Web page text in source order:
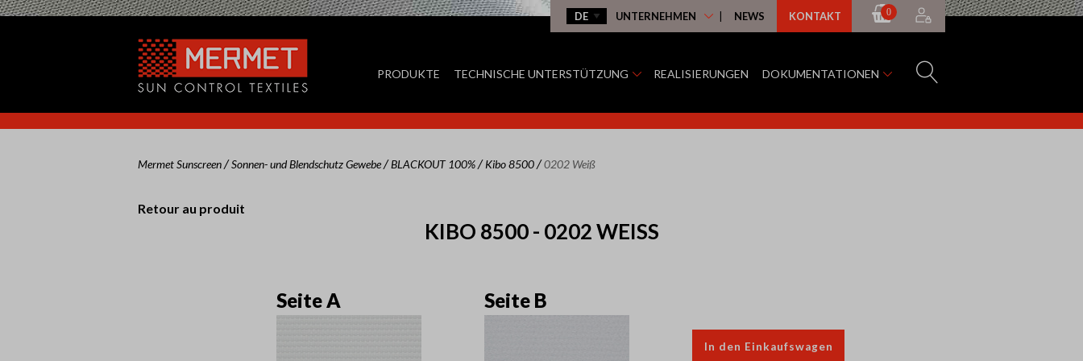
UNTERNEHMEN NEWS KONTAKT 0
PRODUKTE TECHNISCHE UNTERSTÜTZUNG REALISIERUNGEN DOKUMENTATIONEN
Mermet Sunscreen/Sonnen- und Blendschutz Gewebe/BLACKOUT 100%/Kibo 8500/0202 Weiß
Retour au produit
KIBO 8500 - 0202 WEISS
Seite A Seite B
In den Einkaufswagen